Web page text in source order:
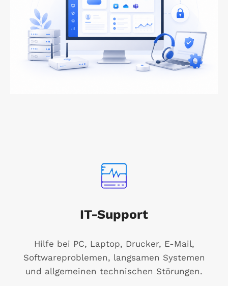
IT-Support
Hilfe bei PC, Laptop, Drucker, E-Mail,
Softwareproblemen, langsamen Systemen
und allgemeinen technischen Störungen.